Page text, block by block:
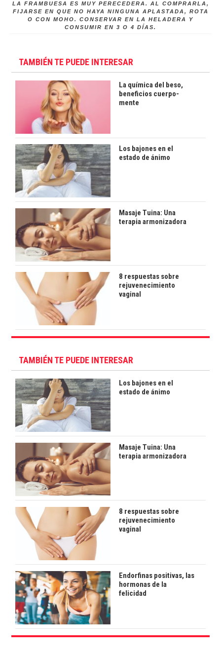
LA FRAMBUESA ES MUY PERECEDERA. AL COMPRARLA,
FIJARSE EN QUE NO HAYA NINGUNA APLASTADA, ROTA
O CON MOHO. CONSERVAR EN LA HELADERA Y
CONSUMIR EN 3 O 4 DÍAS.
TAMBIÉN TE PUEDE INTERESAR
La química del beso,
beneficios cuerpo-
mente
Los bajones en el
estado de ánimo
Masaje Tuina: Una
terapia armonizadora
8 respuestas sobre
rejuvenecimiento
vaginal
TAMBIÉN TE PUEDE INTERESAR
Los bajones en el
estado de ánimo
Masaje Tuina: Una
terapia armonizadora
8 respuestas sobre
rejuvenecimiento
vaginal
Endorfinas positivas, las
hormonas de la
felicidad